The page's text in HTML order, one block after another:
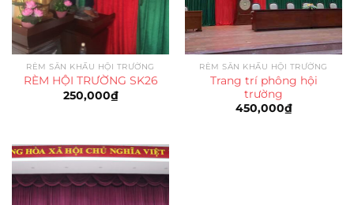
RÈM SÂN KHẤU HỘI TRƯỜNG
RÈM HỘI TRƯỜNG SK26
250,000₫
RÈM SÂN KHẤU HỘI TRƯỜNG
Trang trí phông hội
trường
450,000₫